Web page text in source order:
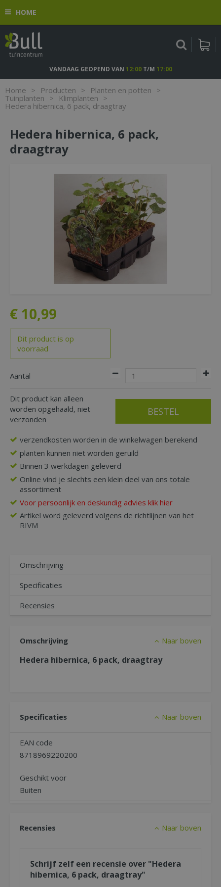
n
o
HOME
Home > Producten > Planten en potten >
Tuinplanten > Klimplanten >
Hedera hibernica, 6 pack, draagtray
VANDAAG GEOPEND VAN 12:00T/M 17:00
Hedera hibernica, 6 pack,
draagtray
€ 10,99
Dit product is op
voorraad
Aantal
Dit product kan alleen
worden opgehaald, niet
verzonden
verzendkosten worden in de winkelwagen berekend
planten kunnen niet worden geruild
Binnen 3 werkdagen geleverd
Online vind je slechts een klein deel van ons totale
assortiment
Voor persoonlijk en deskundig advies klik hier
Artikel word geleverd volgens de richtlijnen van het
RIVM
Omschrijving
Specificaties
Recensies
Omschrijving Naar boven
Hedera hibernica, 6 pack, draagtray
Specificaties Naar boven
EAN code
8718969220200
Geschikt voor
Buiten
Recensies Naar boven
Schrijf zelf een recensie over "Hedera
hibernica, 6 pack, draagtray"